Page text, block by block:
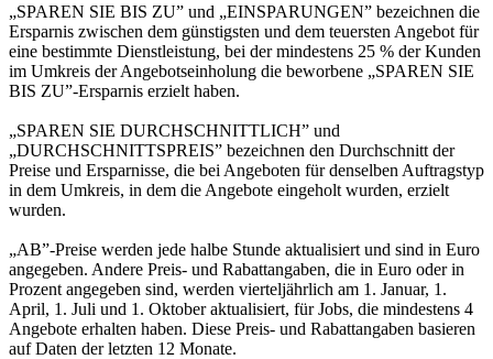
„SPAREN SIE BIS ZU” und „EINSPARUNGEN” bezeichnen die
Ersparnis zwischen dem günstigsten und dem teuersten Angebot für
eine bestimmte Dienstleistung, bei der mindestens 25 % der Kunden
im Umkreis der Angebotseinholung die beworbene „SPAREN SIE
BIS ZU”-Ersparnis erzielt haben.
„SPAREN SIE DURCHSCHNITTLICH” und
„DURCHSCHNITTSPREIS” bezeichnen den Durchschnitt der
Preise und Ersparnisse, die bei Angeboten für denselben Auftragstyp
in dem Umkreis, in dem die Angebote eingeholt wurden, erzielt
wurden.
„AB”-Preise werden jede halbe Stunde aktualisiert und sind in Euro
angegeben. Andere Preis- und Rabattangaben, die in Euro oder in
Prozent angegeben sind, werden vierteljährlich am 1. Januar, 1.
April, 1. Juli und 1. Oktober aktualisiert, für Jobs, die mindestens 4
Angebote erhalten haben. Diese Preis- und Rabattangaben basieren
auf Daten der letzten 12 Monate.